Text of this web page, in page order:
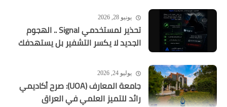
يونيو 28, 2026
تحذير لمستخدمي Signal .. الهجوم
الجديد لا يكسر التشفير بل يستهدفك
يوليو 24, 2026
جامعة المعارف (UOA): صرح أكاديمي
رائد للتميز العلمي في العراق